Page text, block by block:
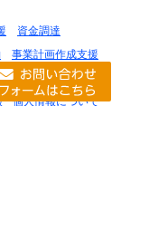
事業計画作成支援
口
事務所案内